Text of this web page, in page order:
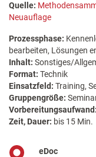
Quelle:
Neuauflage
Prozessphase:
bearbeiten, Lösungen
Inhalt: Sonstiges/
Format: Technik
Einsatzfeld: Training,
Gruppengröße:
Vorbereitungsaufwand:
Zeit, Dauer: bis 15 Min.
eDoc